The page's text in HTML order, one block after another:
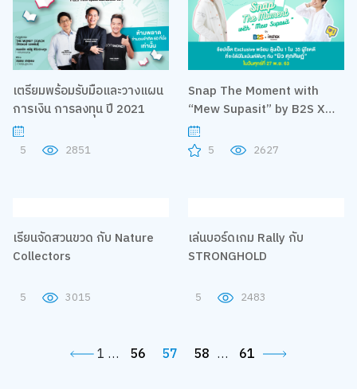
เตรียมพร้อมรับมือและวางแผน
การเงิน การลงทุน ปี 2021
5 2851
Snap The Moment with
“Mew Supasit” by B2S X
Instax Fujifilm
5 2627
เรียนจัดสวนขวด กับ Nature
Collectors
5 3015
เล่นบอร์ดเกม Rally กับ
STRONGHOLD
5 2483
1 … 56 57 58 … 61